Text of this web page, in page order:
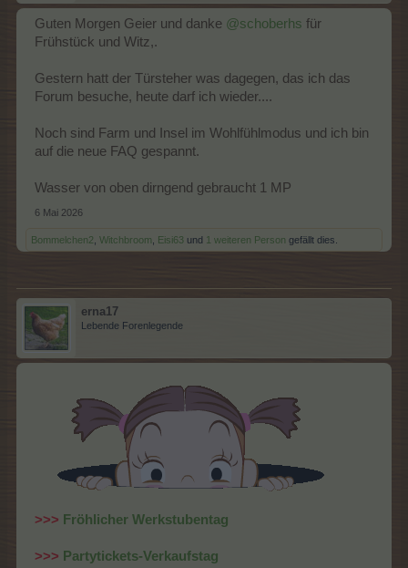
Guten Morgen Geier und danke @schoberhs für
Frühstück und Witz,.
Gestern hatt der Türsteher was dagegen, das ich das
Forum besuche, heute darf ich wieder....
Noch sind Farm und Insel im Wohlfühlmodus und ich bin
auf die neue FAQ gespannt.
Wasser von oben dirngend gebraucht 1 MP
6 Mai 2026
Bommelchen2 Witchbroom Eisi63 und 1 weiteren Person gefällt dies.
erna17
Lebende Forenlegende
>>> Fröhlicher Werkstubentag
>>> Partytickets-Verkaufstag